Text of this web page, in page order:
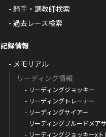
- 騎手・調教師検索
- 過去レース検索
記録情報
- メモリアル
リーディング情報
- リーディングジョッキー
- リーディングトレーナー
- リーディングサイアー
- リーディングブルードメア
- リーディングジョッキーxト